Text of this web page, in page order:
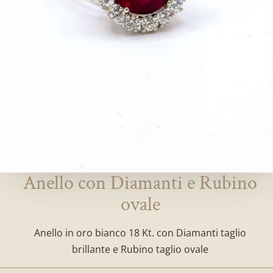
Anello con Diamanti e Rubino
ovale
Anello in oro bianco 18 Kt. con Diamanti taglio
brillante e Rubino taglio ovale